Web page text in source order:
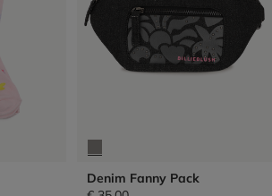
Denim Fanny Pack